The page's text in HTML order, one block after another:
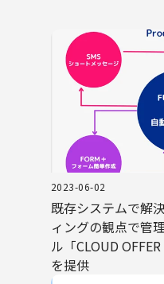
2023-06-02
既存システムで解
ィングの観点で管
ル「CLOUD
を提供